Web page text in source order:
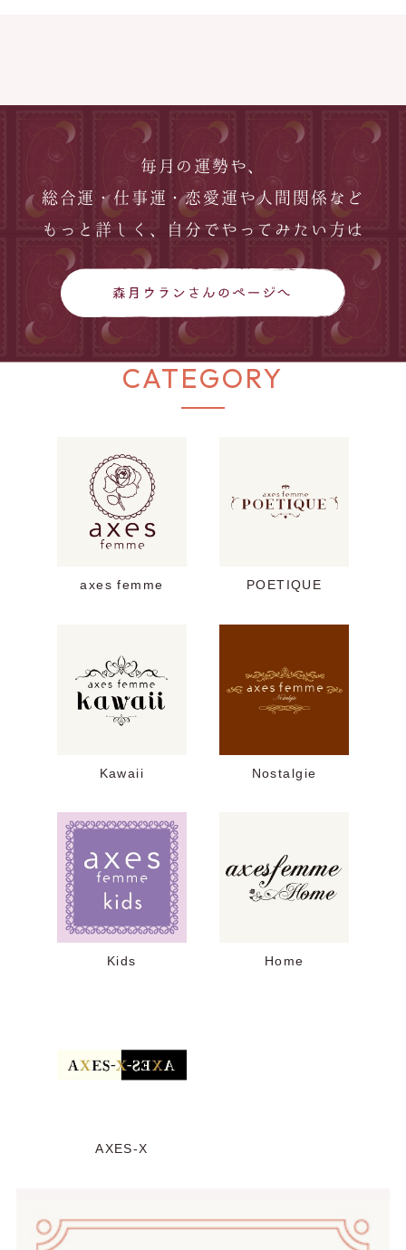
毎月の運勢や、
総合運・仕事運・恋愛運や人間関係など
もっと詳しく、自分でやってみたい方は
CATEGORY
axes femme POETIQUE
Kawaii Nostalgie
Kids Home
AXES-X